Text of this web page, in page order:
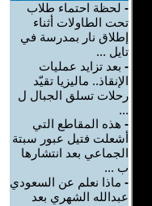
- لحظة احتماء طلاب
تحت الطاولات أثناء
إطلاق نار بمدرسة في
تايل ...
- بعد تزايد عمليات
الإنقاذ.. ماليزيا تقيّد
رحلات تسلق الجبال ل
...
- هذه المقاطع التي
أشعلت فتيل عبور سبتة
الجماعي بعد انتشارها
ب ...
- ماذا نعلم عن السعودي
عبدالله الشهري بعد